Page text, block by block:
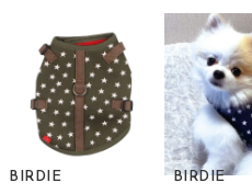
BIRDIE BIRDIE